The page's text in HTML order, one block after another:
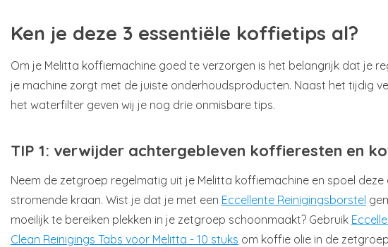
Ken je deze 3 essentiële koffietips al?
Om je Melitta koffiemachine goed te verzorgen is het belangrijk dat je
je machine zorgt met de juiste onderhoudsproducten. Naast het tijdig
het waterfilter geven wij je nog drie onmisbare tips.
TIP 1: verwijder achtergebleven koffieresten en
Neem de zetgroep regelmatig uit je Melitta koffiemachine en spoel
stromende kraan. Wist je dat je met een Eccellente Reinigingsborstel
moeilijk te bereiken plekken in je zetgroep schoonmaakt? Gebruik
Clean Reinigings Tabs voor Melitta - 10 stuks om koffie olie in de